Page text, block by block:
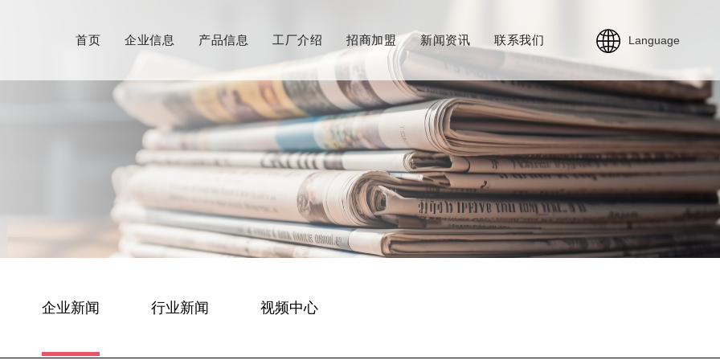
Language
首页 企业信息 产品信息 工厂介绍 招商加盟 新闻资讯 联系我们
企业新闻 行业新闻 视频中心